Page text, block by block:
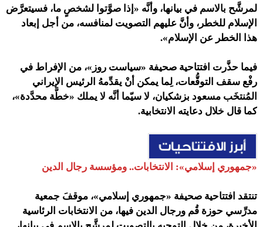
لمرشَّح بالاسم في بيانها، وأنَّه «إذا صوَّتوا لشخصٍ ما، فسيتعرَّض
الإسلام للخطر، وأنَّ عليهم التصويت لمنافسه، من أجل إبعاد
هذا الخطر عن الإسلام».
فيما حذَّرت افتتاحية صحيفة «سياست روز»، من الإفراط في
رفْع سقف التوقُّعات، لِما يمكن أنْ يقدِّمهُ الرئيس الإيراني
المُنتخَب مسعود بزشكيان، لا سيّما أنَّه لا يملك «خطَّة محدَّدة»،
كما قال خلال دعايته الانتخابية.
«جمهوري إسلامي»: الانتخابات.. ومؤسسة رجال الدين
تنتقد افتتاحية صحيفة «جمهوري إسلامي»، موقفَ جمعية
مدرِّسي حوزة قُم ورجال الدين فيها، من الانتخابات الرئاسية